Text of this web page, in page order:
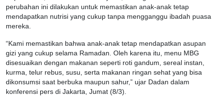
perubahan ini dilakukan untuk memastikan anak-anak tetap
mendapatkan nutrisi yang cukup tanpa mengganggu ibadah puasa
mereka.
“Kami memastikan bahwa anak-anak tetap mendapatkan asupan
gizi yang cukup selama Ramadan. Oleh karena itu, menu MBG
disesuaikan dengan makanan seperti roti gandum, sereal instan,
kurma, telur rebus, susu, serta makanan ringan sehat yang bisa
dikonsumsi saat berbuka maupun sahur,” ujar Dadan dalam
konferensi pers di Jakarta, Jumat (8/3).